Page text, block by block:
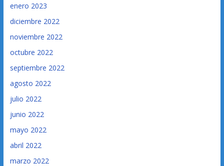
enero 2023
diciembre 2022
noviembre 2022
octubre 2022
septiembre 2022
agosto 2022
julio 2022
junio 2022
mayo 2022
abril 2022
marzo 2022